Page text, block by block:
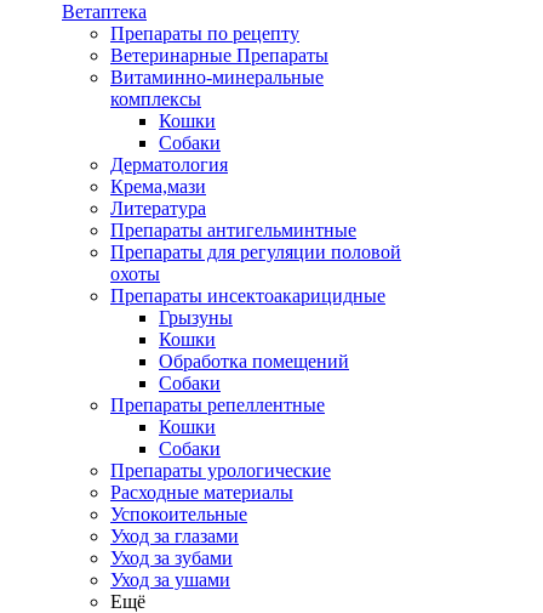
Ветаптека
Препараты по рецепту
Ветеринарные Препараты
Витаминно-минеральные
комплексы
Кошки
Собаки
Дерматология
Крема,мази
Литература
Препараты антигельминтные
Препараты для регуляции половой
охоты
Препараты инсектоакарицидные
Грызуны
Кошки
Обработка помещений
Собаки
Препараты репеллентные
Кошки
Собаки
Препараты урологические
Расходные материалы
Успокоительные
Уход за глазами
Уход за зубами
Уход за ушами
Ещё